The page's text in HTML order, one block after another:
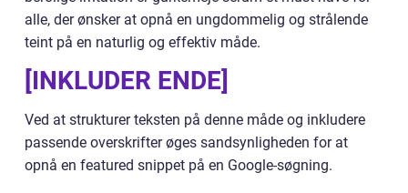
alle, der ønsker at opnå en ungdommelig og strålende
teint på en naturlig og effektiv måde.
[INKLUDER ENDE]
Ved at strukturer teksten på denne måde og inkludere
passende overskrifter øges sandsynligheden for at
opnå en featured snippet på en Google-søgning.